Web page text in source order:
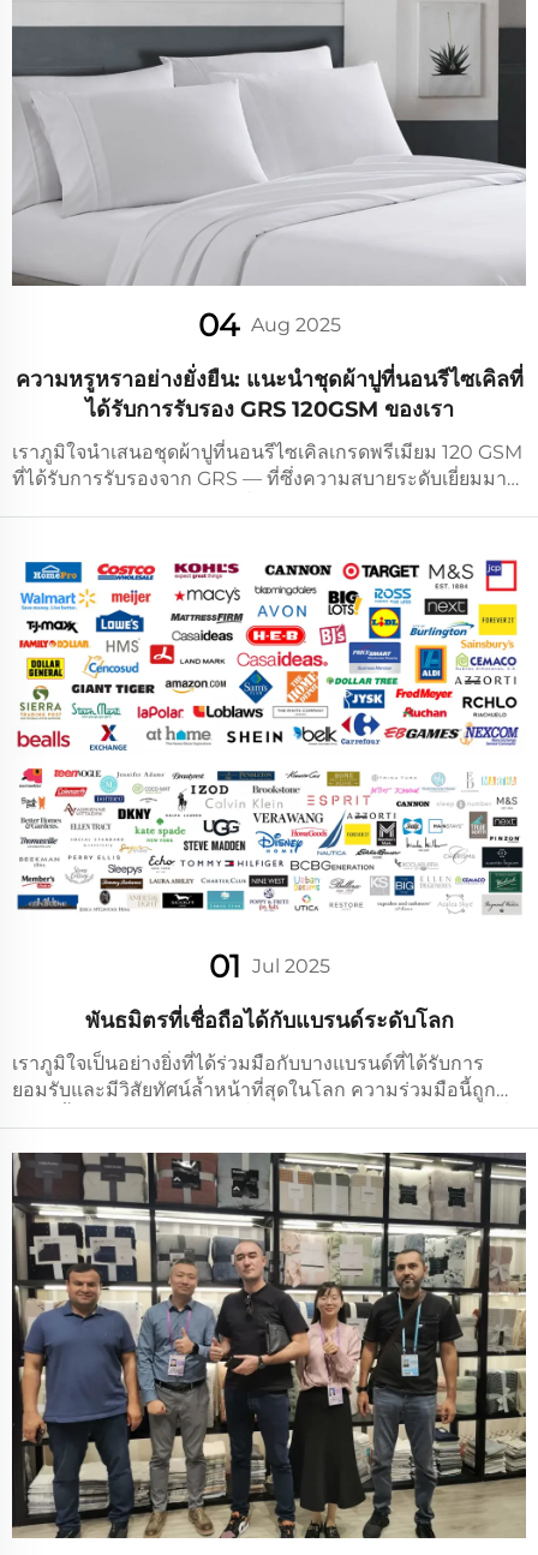
04 Aug 2025
ความหรูหราอย่างยั่งยืน: แนะนำชุดผ้าปูที่นอนรีไซเคิลที่
ได้รับการรับรอง GRS 120GSM ของเรา
เราภูมิใจนำเสนอชุดผ้าปูที่นอนรีไซเคิลเกรดพรีเมียม 120 GSM
ที่ได้รับการรับรองจาก GRS — ที่ซึ่งความสบายระดับเยี่ยมมา
ชันนี้สะท้อนให้เห็น...
01 Jul 2025
พันธมิตรที่เชื่อถือได้กับแบรนด์ระดับโลก
เราภูมิใจเป็นอย่างยิ่งที่ได้ร่วมมือกับบางแบรนด์ที่ได้รับการ
ยอมรับและมีวิสัยทัศน์ล้ำหน้าที่สุดในโลก ความร่วมมือนี้ถูก
อันยอดเยี่ยม และนวัตกรรมที่มีความหมาย